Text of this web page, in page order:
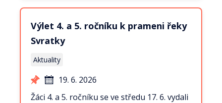
Výlet 4. a 5. ročníku k prameni řeky
Svratky
Aktuality
19. 6. 2026
Žáci 4. a 5. ročníku se ve středu 17. 6. vydali